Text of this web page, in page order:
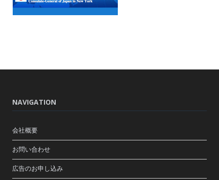
NAVIGATION
会社概要
お問い合わせ
広告のお申し込み